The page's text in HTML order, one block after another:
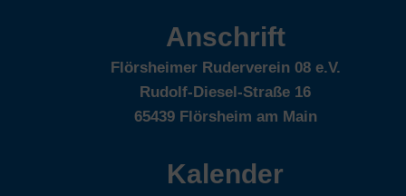
Anschrift
Flörsheimer Ruderverein 08 e.V.
Rudolf-Diesel-Straße 16
65439 Flörsheim am Main
Kalender